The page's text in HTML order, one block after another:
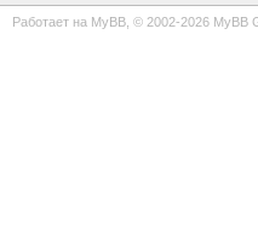
Работает на MyBB , © 2002-2026 MyBB